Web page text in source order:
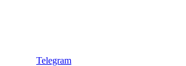
Telegram